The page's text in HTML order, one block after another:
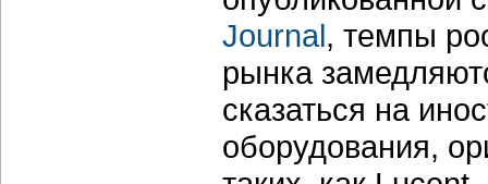
Journal, темпы
рынка
сказаться на
оборудования,